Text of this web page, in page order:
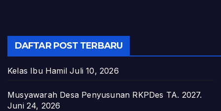
DAFTAR POST TERBARU
Kelas Ibu Hamil Juli 10, 2026
Musyawarah Desa Penyusunan RKPDes TA. 2027.
Juni 24, 2026